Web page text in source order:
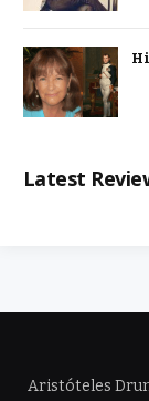
Latest
Aristóteles